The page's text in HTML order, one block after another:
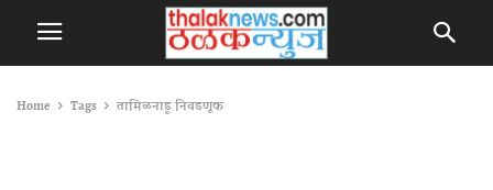
Home Tags तामिळनाडू निवडणूक